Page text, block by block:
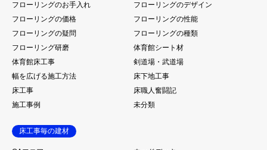
フローリングのお手入れ
フローリングのデザイン
フローリングの価格
フローリングの性能
フローリングの疑問
フローリングの種類
フローリング研磨
体育館シート材
体育館床工事
剣道場・武道場
幅を広げる施工方法
床下地工事
床工事
床職人奮闘記
施工事例
未分類
床工事毎の建材